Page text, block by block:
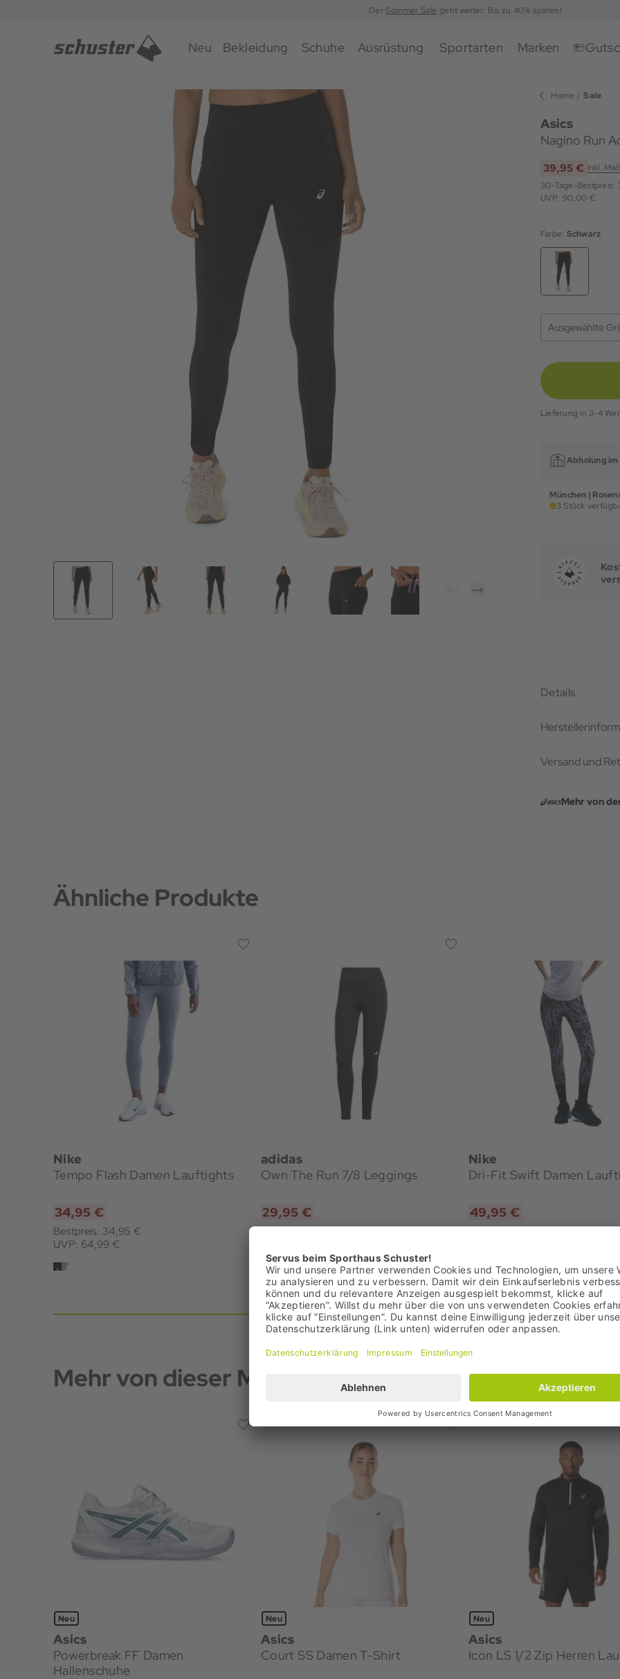
DerSommer Sale geht weiter: Bis zu 40% sparen!
Neu Bekleidung Schuhe Ausrüstung Sportarten Marken
Home Sale
Asics
Nagino Run
39,95 € inkl.
30-Tage-Bestpreis:
UVP: 90,00 €
Farbe: Schwarz
Ausgewählte
Lieferung in 3-4
Abholung im
München |
3 Stück
Details
Versand und
Mehr von
Ähnliche Produkte
Nike
Tempo Flash Damen Lauftights
34,95 €
Bestpreis: 34,95 €
UVP: 64,99 €
adidas
Own The Run 7/8 Leggings
29,95 €
Nike
Dri-Fit Swift Damen
49,95 €
Mehr von dieser Marke
Neu
Asics
Powerbreak FF Damen
Hallenschuhe
Neu
Asics
Court SS Damen T-Shirt
Neu
Asics
Icon LS 1/2 Zip